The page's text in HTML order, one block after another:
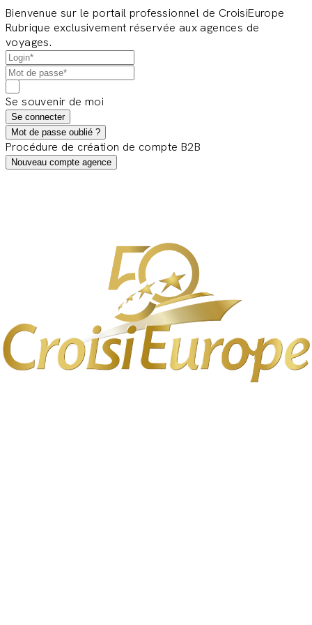
Bienvenue sur le portail professionnel de CroisiEurope
Rubrique exclusivement réservée aux agences de
voyages.
Se souvenir de moi
Se connecter
Mot de passe oublié ?
Procédure de création de compte B2B
Nouveau compte agence